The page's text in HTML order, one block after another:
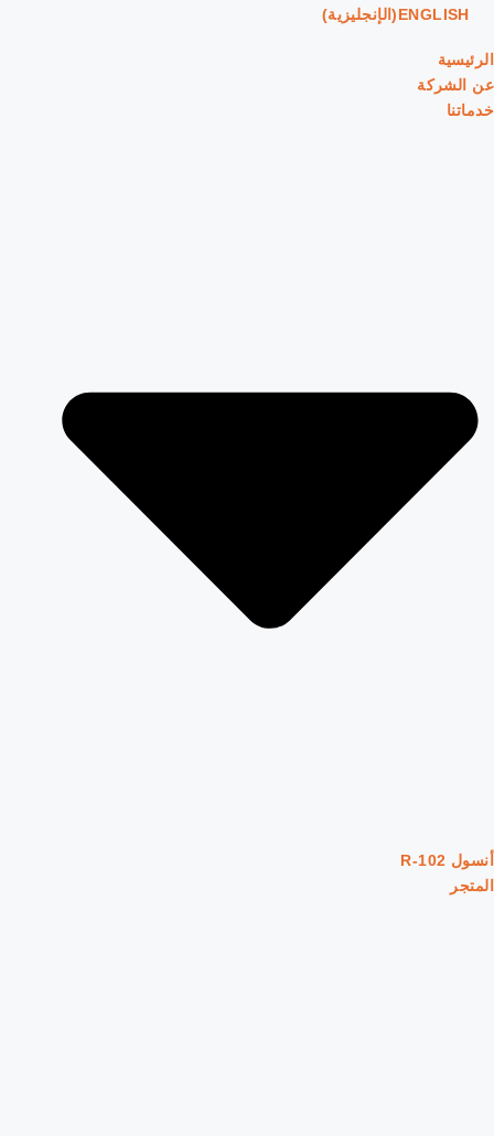
ENGLISH
(الإنجليزية)
الرئيسية
عن الشركة
خدماتنا
أنسول R-102
المتجر